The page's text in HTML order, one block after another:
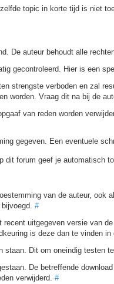
topic in korte tijd is niet
De auteur behoudt alle
gecontroleerd. Hier is een
strengste verboden en zal
worden. Vraag dit na bij de
van reden worden
gegeven. Een eventuele
dit forum geef je automatisch
van de auteur,
#
uitgegeven versie van
is deze dan te vinden
staan. Dit om oneindig testen
De betreffende
verwijderd. #